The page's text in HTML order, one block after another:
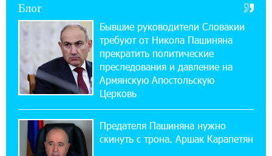
«Бесплатные бонусы в играх»: IDBank
предупреждает о кибератаках на школьников
11:21:15 31-07-2026
ЕАЭС со временем будет расширяться. Когда-
нибудь это поймёт и рядовой армянин, но
11:03:52 31-07-2026
Если Израиль использует тему Геноцида
Блог
Бывшие руководители Словакии
требуют от Никола Пашиняна
прекратить политические
преследования и давление на
Армянскую Апостольскую
Церковь
Предателя Пашиняна нужно
скинуть с трона. Аршак Карапетян